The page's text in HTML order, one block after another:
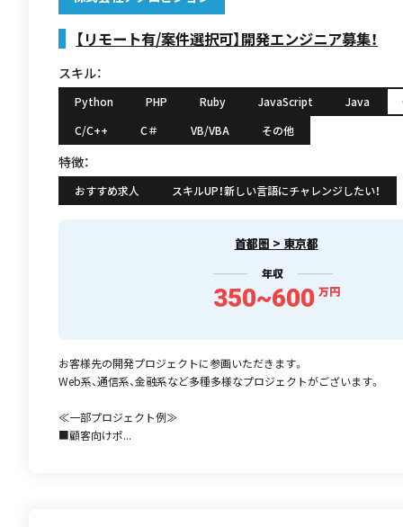
【リモート有/案件選択可】開発エンジニア募集！
スキル：
Python PHP Ruby JavaScript Java
C/C++
C＃ VB/VBA その他
特徴：
おすすめ求人 スキルUP！新しい言語にチャレンジしたい！
首都圏 > 東京都
年収
350~600 万円
お客様先の開発プロジェクトに参画いただきます。
Web系、通信系、金融系など多種多様なプロジェクトがございます。
≪一部プロジェクト例≫
■顧客向けポ...